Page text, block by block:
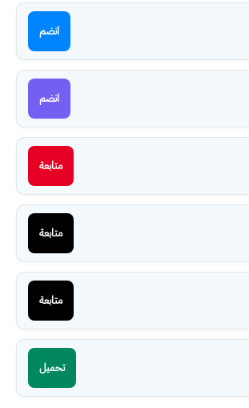
انضم
انضم
متابعة
متابعة
متابعة
تحميل